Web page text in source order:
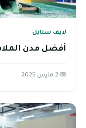
لايف ستايل
أفضل مدن
📅 2 مارس 2025